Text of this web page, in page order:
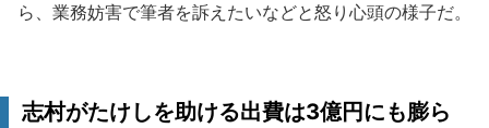
ら、業務妨害で筆者を訴えたいなどと怒り心頭の様子だ。
志村がたけしを助ける出費は3億円にも膨ら